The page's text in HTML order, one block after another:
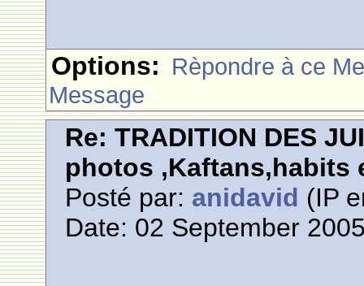
Options: Rèpondre à ce
Message
Re: TRADITION DES
photos ,Kaftans,habits
Posté par: anidavid (IP
Date: 02 September